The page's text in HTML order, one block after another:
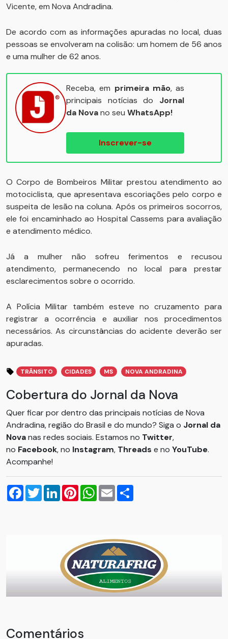
Vicente, em Nova Andradina.
De acordo com as informações apuradas no local, duas
pessoas se envolveram na colisão: um homem de 56 anos
e uma mulher de 62 anos.
Receba, em primeira mão, as
principais notícias do Jornal
da Novano seu WhatsApp!
Inscrever-se
O Corpo de Bombeiros Militar prestou atendimento ao
motociclista, que apresentava escoriações pelo corpo e
suspeita de lesão na coluna. Após os primeiros socorros,
ele foi encaminhado ao Hospital Cassems para avaliação
e atendimento médico.
Já a mulher não sofreu ferimentos e recusou
atendimento, permanecendo no local para prestar
esclarecimentos sobre o ocorrido.
A Polícia Militar também esteve no cruzamento para
registrar a ocorrência e auxiliar nos procedimentos
necessários. As circunstâncias do acidente deverão ser
apuradas.
TRÂNSITO CIDADES MS NOVA ANDRADINA
Cobertura do Jornal da Nova
Quer ficar por dentro das principais notícias de Nova
Andradina, região do Brasil e do mundo? Siga o Jornal da
Novanas redes sociais. Estamos no Twitter,
no Facebook, no Instagram, Threads e no YouTube.
Acompanhe!
Facebook
TwitterLinkedInPinterestWhatsApp
Email
Comentários